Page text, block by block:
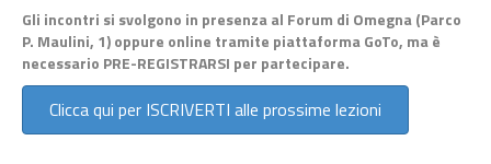
Gli incontri si svolgono in presenza al Forum di Omegna (Parco
P. Maulini, 1) oppure online tramite piattaforma GoTo, ma è
necessario PRE-REGISTRARSI per partecipare.
Clicca qui per ISCRIVERTI alle prossime lezioni